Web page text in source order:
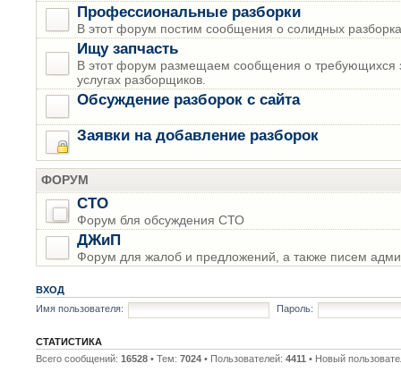
Профессиональные разборки
В этот форум постим сообщения о солидных
Ищу запчасть
В этот форум размещаем сообщения о требующихся
услугах разборщиков.
Обсуждение разборок с сайта
Заявки на добавление разборок
ФОРУМ
СТО
Форум бля обсуждения СТО
ДЖиП
Форум для жалоб и предложений, а также писем
ВХОД
Имя пользователя:
Пароль:
СТАТИСТИКА
Всего сообщений: 16528 • Тем: 7024 • Пользователей: 4411 • Новый